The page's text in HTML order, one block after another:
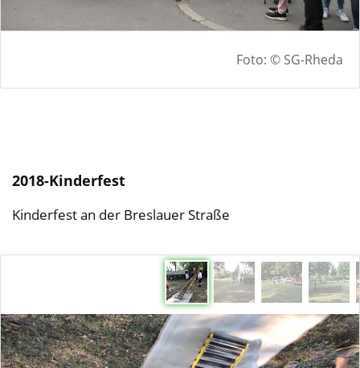
Foto: © SG-Rheda
2018-Kinderfest
Kinderfest an der Breslauer Straße